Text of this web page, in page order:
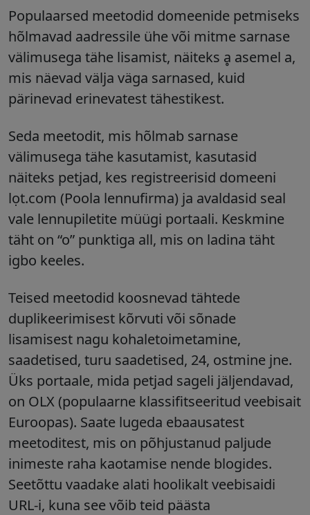
Populaarsed meetodid domeenide petmiseks
hõlmavad aadressile ühe või mitme sarnase
välimusega tähe lisamist, näiteks ḁ asemel a,
mis näevad välja väga sarnased, kuid
pärinevad erinevatest tähestikest.
Seda meetodit, mis hõlmab sarnase
välimusega tähe kasutamist, kasutasid
näiteks petjad, kes registreerisid domeeni
lọt.com (Poola lennufirma) ja avaldasid seal
vale lennupiletite müügi portaali. Keskmine
täht on “o” punktiga all, mis on ladina täht
igbo keeles.
Teised meetodid koosnevad tähtede
duplikeerimisest kõrvuti või sõnade
lisamisest nagu kohaletoimetamine,
saadetised, turu saadetised, 24, ostmine jne.
Üks portaale, mida petjad sageli jäljendavad,
on OLX (populaarne klassifitseeritud veebisait
Euroopas). Saate lugeda ebaausatest
meetoditest, mis on põhjustanud paljude
inimeste raha kaotamise nende blogides.
Seetõttu vaadake alati hoolikalt veebisaidi
URL-i, kuna see võib teid päästa